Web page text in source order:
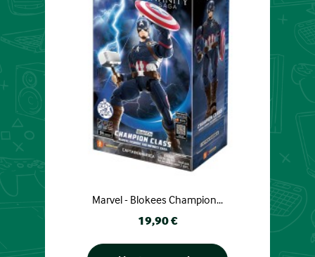
Marvel - Blokees Champion...
Prix
19,90 €